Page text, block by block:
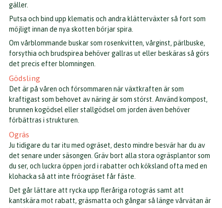
gäller.
Putsa och bind upp klematis och andra klätterväxter så fort som
möjligt innan de nya skotten börjar spira.
Om vårblommande buskar som rosenkvitten, vårginst, pärlbuske,
forsythia och brudspirea behöver gallras ut eller beskäras så görs
det precis efter blomningen.
Gödsling
Det är på våren och försommaren när växtkraften är som
kraftigast som behovet av näring är som störst. Använd kompost,
brunnen kogödsel eller stallgödsel om jorden även behöver
förbättras i strukturen.
Ogräs
Ju tidigare du tar itu med ogräset, desto mindre besvär har du av
det senare under säsongen. Gräv bort alla stora ogräsplantor som
du ser, och luckra öppen jord i rabatter och köksland ofta med en
klohacka så att inte fröogräset får fäste.
Det går lättare att rycka upp fleråriga rotogräs samt att
kantskära mot rabatt, gräsmatta och gångar så länge vårvätan är